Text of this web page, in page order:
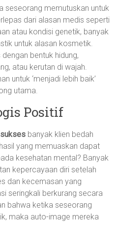
seseorang memutuskan untuk
dari alasan medis seperti
atau kondisi genetik, banyak
untuk alasan kosmetik.
bentuk hidung,
atau kerutan di wajah.
untuk ‘menjadi lebih baik’
utama.
Positif
banyak klien bedah
yang memuaskan dapat
kesehatan mental? Banyak
kepercayaan diri setelah
dan kecemasan yang
seringkali berkurang secara
bahwa ketika seseorang
maka auto-image mereka